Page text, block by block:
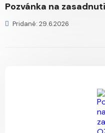
Pozvánka na
Pridané: 29.6.2026